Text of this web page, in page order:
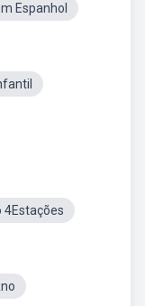
Espanhol
4Estações